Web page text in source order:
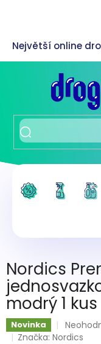
Nordics
modrý 1 kus
Novinka
Značka:Nordics